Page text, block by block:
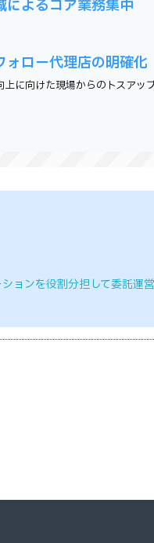
によるコア業務集中
ォロー代理店の明確化
に向けた現場からのトスアッ
ョンを役割分担して委託運